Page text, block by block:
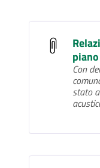
Con
stato